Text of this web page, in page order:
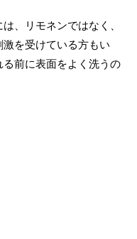
、リモネンではなく、
を受けている方もい
前に表面をよく洗うの